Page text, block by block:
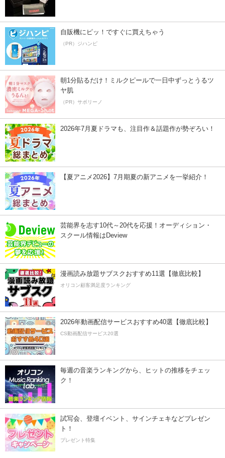
自販機にピッ！ですぐに買えちゃう
（PR）ジハンピ
朝1分貼るだけ！ミルクピールで一日中ずっとうるツ
ヤ肌
（PR）サボリーノ
2026年7月夏ドラマも、注目作＆話題作が勢ぞろい！
【夏アニメ2026】7月期夏の新アニメを一挙紹介！
芸能界を志す10代～20代を応援！オーディション・
スクール情報はDeview
漫画読み放題サブスクおすすめ11選【徹底比較】
オリコン顧客満足度ランキング
2026年動画配信サービスおすすめ40選【徹底比較】
CS動画配信サービス20選
毎週の音楽ランキングから、ヒットの推移をチェッ
ク！
試写会、登壇イベント、サインチェキなどプレゼン
ト！
プレゼント特集